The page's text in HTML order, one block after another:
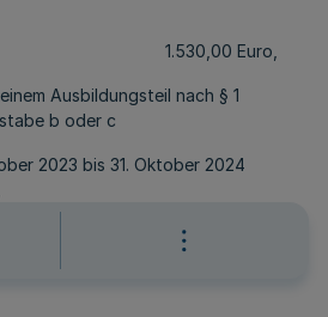
Euro,
Ausbildungsteil nach § 1
b oder c
2023 bis 31. Oktober 2024
2024 bis 31. Januar